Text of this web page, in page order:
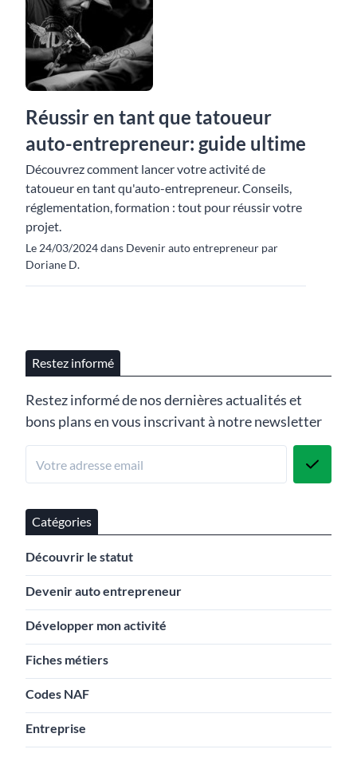
Réussir en tant que tatoueur
auto-entrepreneur: guide ultime
Découvrez comment lancer votre activité de
tatoueur en tant qu'auto-entrepreneur. Conseils,
réglementation, formation : tout pour réussir votre
projet.
Le 24/03/2024 dans Devenir auto entrepreneur par
Doriane D.
Restez informé
Restez informé de nos dernières actualités et
bons plans en vous inscrivant à notre newsletter
Catégories
Découvrir le statut
Devenir auto entrepreneur
Développer mon activité
Fiches métiers
Codes NAF
Entreprise